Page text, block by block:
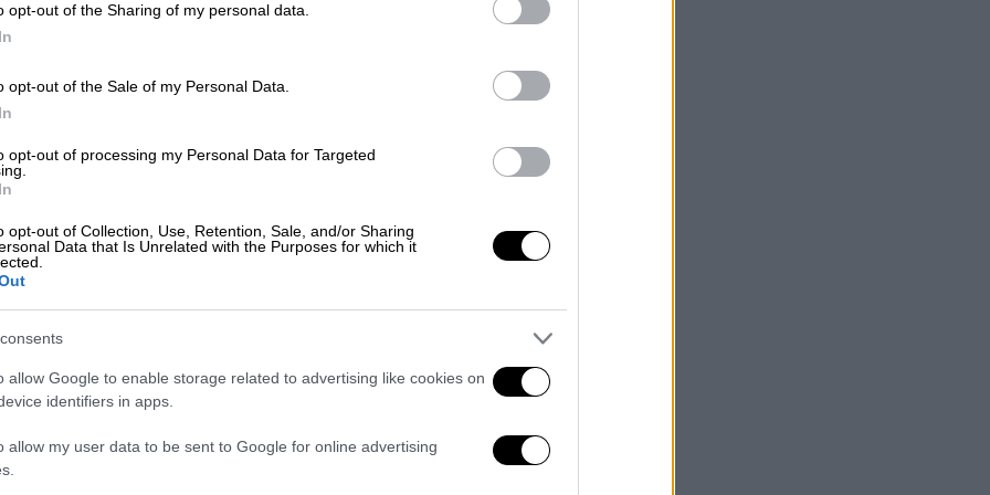
opt-out of the Sharing of my personal data.
opt-out of the Sale of my Personal Data.
opt-out of processing my Personal Data for Targeted
opt-out of Collection, Use, Retention, Sale, and/or Sharing
Data that Is Unrelated with the Purposes for which it
allow Google to enable storage related to advertising like cookies on
identifiers in apps.
allow my user data to be sent to Google for online advertising
μου ως διάδοχο του
άλλων ο Μητροπολίτης Προύσης
του ΣΚΑΪ.
διότι ηΜητέρα Εκκλησία,
να πληρώσει την Αρχιεπισκοπή
παραιτήσεως του προκατόχου
ως διάδοχο τουΑρχιεπισκόπου
Αρχιεπίσκοπος Αμερικής. Είμαι πολύ
ήρθα, που επέστρεψα μάλλον στην
από παιδί…» πρόσθεσε.